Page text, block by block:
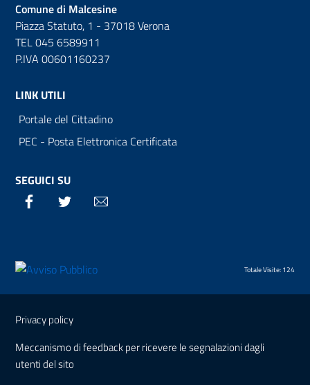
Comune di Malcesine
Piazza Statuto, 1 - 37018 Verona
TEL 045 6589911
P.IVA 00601160237
LINK UTILI
Portale del Cittadino
PEC - Posta Elettronica Certificata
SEGUICI SU
Facebook Twitter
Totale Visite: 124
Sezione Link Utili
Privacy policy
Meccanismo di feedback per ricevere le segnalazioni dagli
utenti del sito